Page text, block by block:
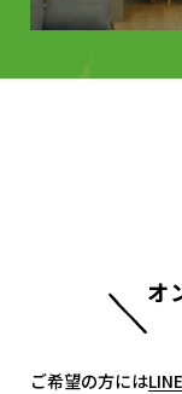
オ
ご希望の方にはLINE
LINE